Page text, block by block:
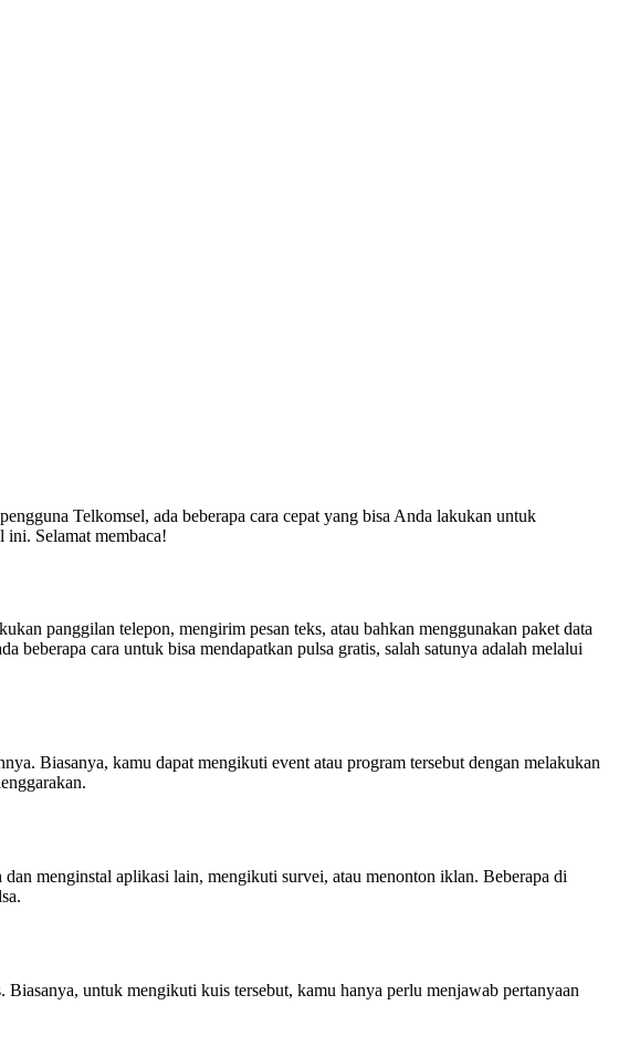
Telkomsel, ada beberapa cara cepat yang bisa Anda lakukan untuk
ini. Selamat membaca!
panggilan telepon, mengirim pesan teks, atau bahkan menggunakan paket data
cara untuk bisa mendapatkan pulsa gratis, salah satunya adalah melalui
Biasanya, kamu dapat mengikuti event atau program tersebut dengan melakukan
menginstal aplikasi lain, mengikuti survei, atau menonton iklan. Beberapa di
untuk mengikuti kuis tersebut, kamu hanya perlu menjawab pertanyaan